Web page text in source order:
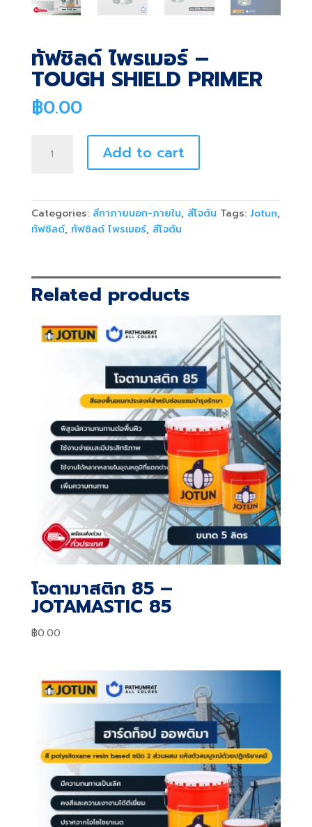
ทัฟชิลด์ ไพรเมอร์ –
TOUGH SHIELD PRIMER
฿0.00
เม
อร์
PRIMER
quantity
Add to cart
Categories: สีทาภายนอก-ภายใน, สีโจตัน Tags: Jotun,
ทัฟชิลด์, ทัฟชิลด์ ไพรเมอร์, สีโจตัน
Related products
โจตามาสติก 85 –
JOTAMASTIC 85
฿0.00